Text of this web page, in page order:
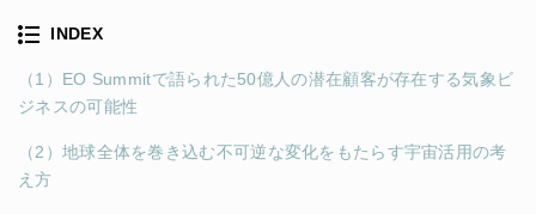
INDEX
（1）EO Summitで語られた50億人の潜在顧客が存在する気象ビ
ジネスの可能性
（2）地球全体を巻き込む不可逆な変化をもたらす宇宙活用の考
え方